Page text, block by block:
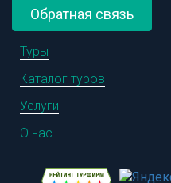
Обратная связь
Туры
Каталог туров
Услуги
О нас